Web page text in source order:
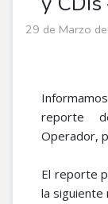
29 de Marzo
reporte
Operador,
El reporte
la siguiente